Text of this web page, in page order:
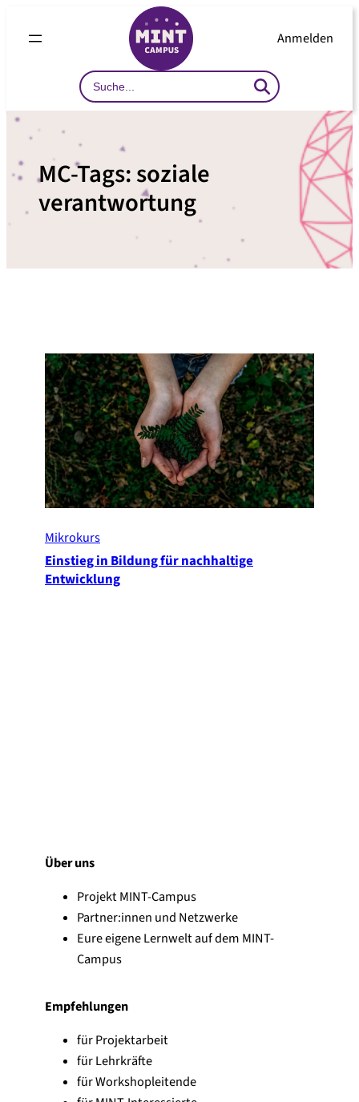
Inhalt
Anmelden
Search
…
MC-Tags:soziale
verantwortung
Mikrokurs
Einstieg in Bildung für nachhaltige
Entwicklung
Über uns
Projekt MINT-Campus
Partner:innen und Netzwerke
Eure eigene Lernwelt auf dem MINT-
Campus
Empfehlungen
für Projektarbeit
für Lehrkräfte
für Workshopleitende